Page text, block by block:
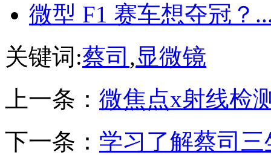
微型 F1 赛车想夺冠？
关键词:蔡司 ,显微镜
上一条： 微焦点x射线检
下一条： 学习了解蔡司